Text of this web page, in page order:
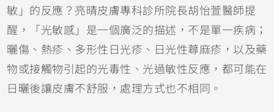
敏」的反應？亮晴皮膚專科診所院長胡怡萱醫師提
醒，「光敏感」是一個廣泛的描述，不是單一疾病；
曬傷 、熱疹、多形性日光疹、日光性蕁麻疹 ，以及藥
物或接觸物引起的光毒性、光過敏性反應，都可能在
日曬後讓皮膚不舒服，處理方式也不相同。